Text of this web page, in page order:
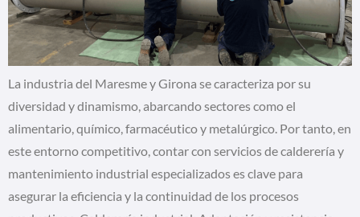
La industria del Maresme y Girona se caracteriza por su
diversidad y dinamismo, abarcando sectores como el
alimentario, químico, farmacéutico y metalúrgico. Por tanto, en
este entorno competitivo, contar con servicios de calderería y
mantenimiento industrial especializados es clave para
asegurar la eficiencia y la continuidad de los procesos